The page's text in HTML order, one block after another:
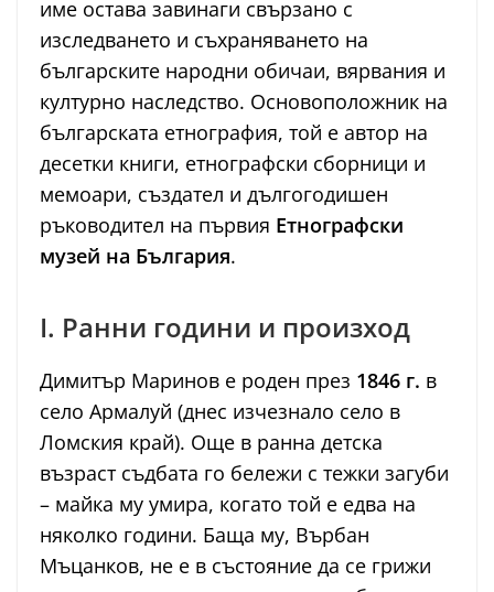
име остава завинаги свързано с
изследването и съхраняването на
българските народни обичаи, вярвания и
културно наследство. Основоположник на
българската етнография, той е автор на
десетки книги, етнографски сборници и
мемоари, създател и дългогодишен
ръководител на първия Етнографски
музей на България.
I. Ранни години и произход
Димитър Маринов е роден през 1846 г. в
село Армалуй (днес изчезнало село в
Ломския край). Още в ранна детска
възраст съдбата го бележи с тежки загуби
– майка му умира, когато той е едва на
няколко години. Баща му, Върбан
Мъцанков, не е в състояние да се грижи